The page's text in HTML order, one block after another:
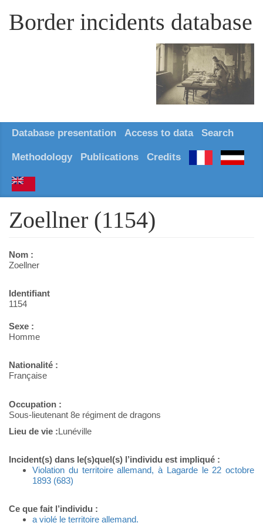
Border incidents database
Database presentation Access to data Search
Methodology Publications Credits
Zoellner (1154)
Nom :
Zoellner
Identifiant
1154
Sexe :
Homme
Nationalité :
Française
Occupation :
Sous-lieutenant 8e régiment de dragons
Lieu de vie :Lunéville
Incident(s) dans le(s)quel(s) l’individu est impliqué :
Violation du territoire allemand, à Lagarde le 22 octobre
1893 (683)
Ce que fait l’individu :
a violé le territoire allemand.